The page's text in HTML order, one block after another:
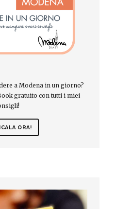
a Modena in un giorno?
gratuito con tutti i miei
ORA!